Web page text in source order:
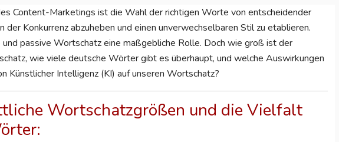
Content-Marketings ist die Wahl der richtigen Worte von entscheidender
der Konkurrenz abzuheben und einen unverwechselbaren Stil zu etablieren.
passive Wortschatz eine maßgebliche Rolle. Doch wie groß ist der
wie viele deutsche Wörter gibt es überhaupt, und welche Auswirkungen
Künstlicher Intelligenz (KI) auf unseren Wortschatz?
Wortschatzgrößen und die Vielfalt